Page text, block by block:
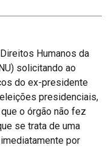
Humanos da
solicitando ao
do ex-presidente
presidenciais,
o órgão não fez
se trata de uma
por